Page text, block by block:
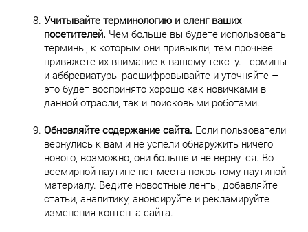
Учитывайте терминологию и сленг ваших
посетителей. Чем больше вы будете использовать
термины, к которым они привыкли, тем прочнее
привяжете их внимание к вашему тексту. Термины
и аббревиатуры расшифровывайте и уточняйте –
это будет воспринято хорошо как новичками в
данной отрасли, так и поисковыми роботами.
Обновляйте содержание сайта. Если пользователи
вернулись к вам и не успели обнаружить ничего
нового, возможно, они больше и не вернутся. Во
всемирной паутине нет места покрытому паутиной
материалу. Ведите новостные ленты, добавляйте
статьи, аналитику, анонсируйте и рекламируйте
изменения контента сайта.